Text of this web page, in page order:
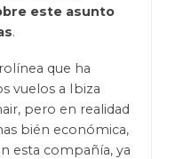
este asunto
.
que ha
vuelos a Ibiza
pero en realidad
bién económica,
esta compañía, ya